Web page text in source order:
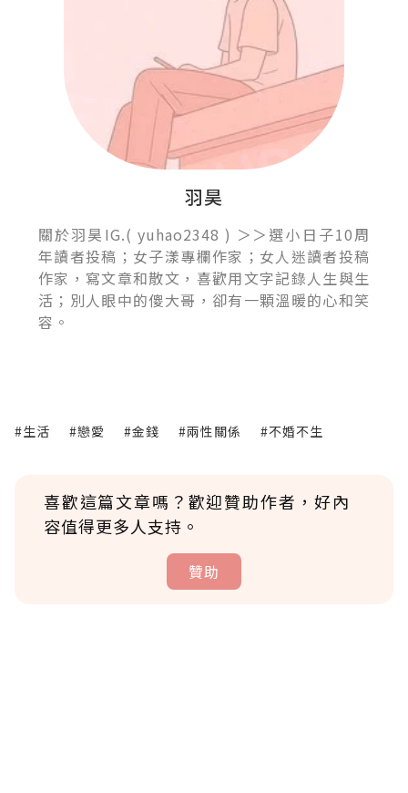
羽昊
關於羽昊IG.( yuhao2348 ) ＞＞選小日子10周
年讀者投稿；女子漾專欄作家；女人迷讀者投稿
作家，寫文章和散文，喜歡用文字記錄人生與生
活；別人眼中的傻大哥，卻有一顆溫暖的心和笑
容。
#生活 #戀愛 #金錢 #兩性關係 #不婚不生
喜歡這篇文章嗎？歡迎贊助作者，好內
容值得更多人支持。
贊助